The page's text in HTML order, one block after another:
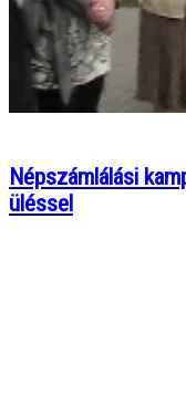
Népszámlálási
üléssel